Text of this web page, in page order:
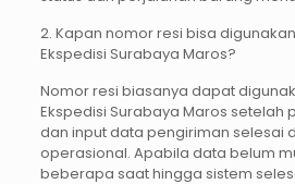
2. Kapan nomor resi bisa
Ekspedisi Surabaya Maros?
Nomor resi biasanya dapat
Ekspedisi Surabaya Maros setelah
dan input data pengiriman selesai
operasional. Apabila data belum
beberapa saat hingga sistem